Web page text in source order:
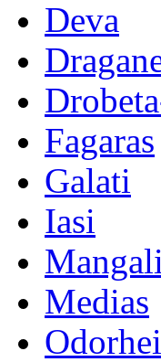
Deva
Fagaras
Galati
Iasi
Medias